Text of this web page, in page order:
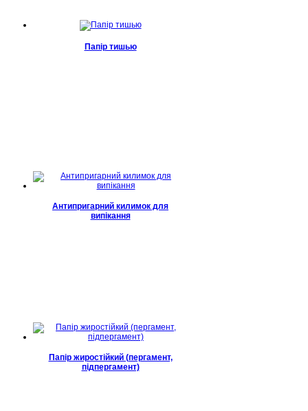
Папір тишью
Антипригарний килимок для
випікання
Папір жиростійкий (пергамент,
підпергамент)